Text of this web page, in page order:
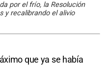
por el frío, la Resolución
y recalibrando el alivio
que ya se había